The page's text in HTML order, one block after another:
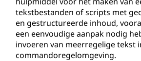
tekstbestanden of scripts met
en gestructureerde inhoud,
een eenvoudige aanpak nodig
invoeren van meerregelige tekst
commandoregelomgeving.